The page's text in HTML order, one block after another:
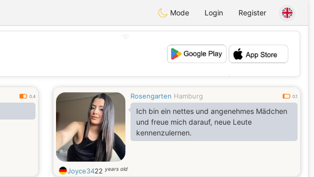
Mode Login Register
0.4 Rosengarten Hamburg 0.1
Ich bin ein nettes und angenehmes Mädchen
und freue mich darauf, neue Leute
kennenzulernen.
Joyce3422 years old